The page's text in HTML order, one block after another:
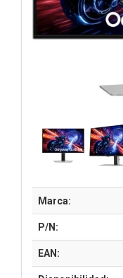
Marca:
P/N:
EAN: